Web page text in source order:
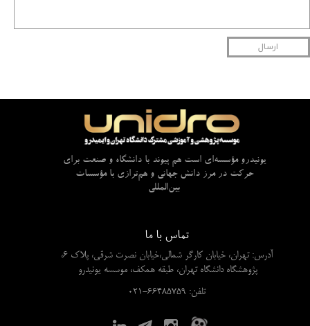
ارسال
یونیدرو مؤسسه‌ای است هم پیوند با دانشگاه و صنعت برای
حرکت در مرز دانش جهانی و هم‌ترازی با مؤسسات
بین‌المللی
تماس با ما
آدرس: تهران، خیابان کارگر شمالی،خیابان نصرت شرقی، پلاک 6،
پژوهشگاه دانشگاه تهران، طبقه همکف، موسسه یونیدرو
​​​​​​​تلفن: 66485759-021